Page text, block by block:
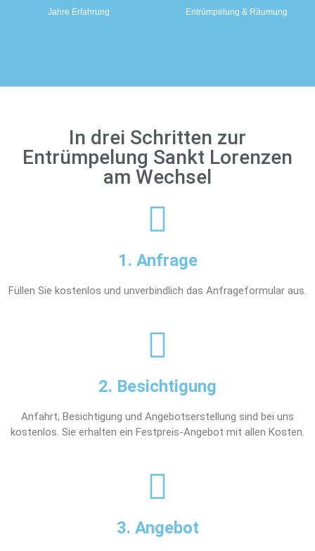
Jahre Erfahrung Entrümpelung & Räumung
In drei Schritten zur
Entrümpelung Sankt Lorenzen
am Wechsel
1. Anfrage
Füllen Sie kostenlos und unverbindlich das Anfrageformular aus.
2. Besichtigung
Anfahrt, Besichtigung und Angebotserstellung sind bei uns
kostenlos. Sie erhalten ein Festpreis-Angebot mit allen Kosten.
3. Angebot